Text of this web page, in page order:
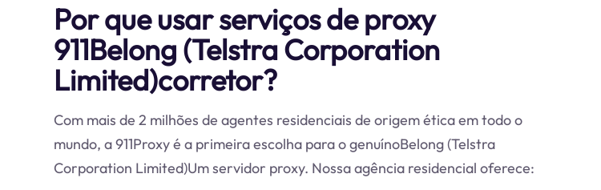
Por que usar serviços de proxy
911Belong (Telstra Corporation
Limited)corretor?
Com mais de 2 milhões de agentes residenciais de origem ética em todo o
mundo, a 911Proxy é a primeira escolha para o genuínoBelong (Telstra
Corporation Limited)Um servidor proxy. Nossa agência residencial oferece: